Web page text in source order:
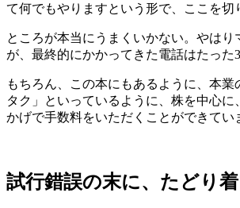
て何でもやりますという形で、ここを切
ところが本当にうまくいかない。やは
が、最終的にかかってきた電話はたった
もちろん、この本にもあるように、本
タク」といっているように、株を中心
かげで手数料をいただくことができて
試行錯誤の末に、たどり